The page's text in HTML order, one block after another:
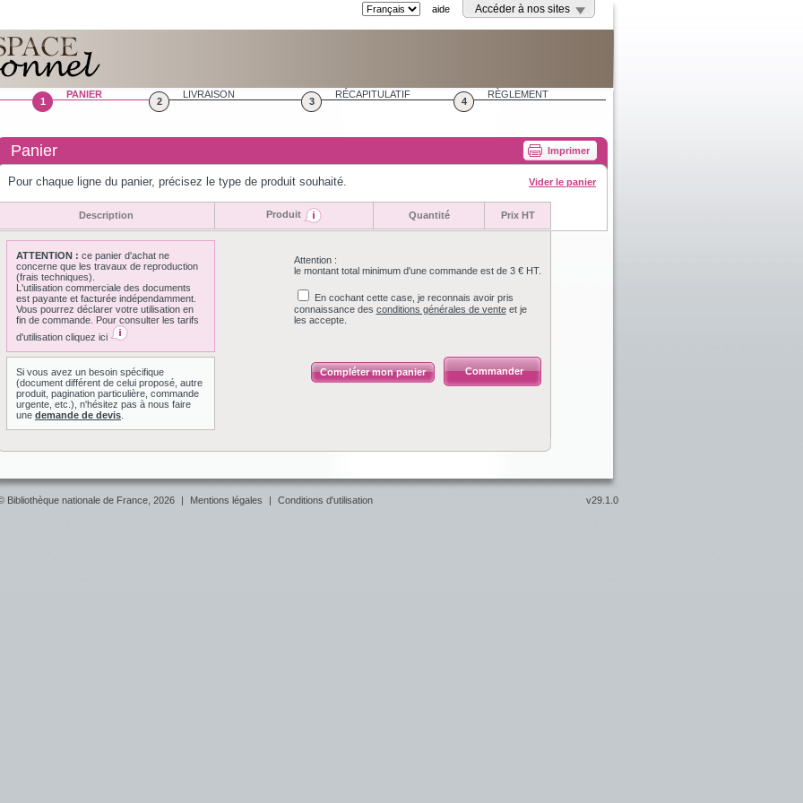
aide Accéder à nos sites
1
PANIER
2
LIVRAISON
3
RÉCAPITULATIF
4
RÈGLEMENT
Panier Imprimer
Pour chaque ligne du panier, précisez le type de produit souhaité. Vider le panier
Description Produit Quantité Prix HT
ATTENTION : ce panier d'achat ne
concerne que les travaux de reproduction
(frais techniques).
L'utilisation commerciale des documents
est payante et facturée indépendamment.
Vous pourrez déclarer votre utilisation en
fin de commande. Pour consulter les tarifs
d'utilisation cliquez ici
Si vous avez un besoin spécifique
(document différent de celui proposé, autre
produit, pagination particulière, commande
urgente, etc.), n'hésitez pas à nous faire
une demande de devis
Attention :
le montant total minimum d'une commande est de 3 € HT.
En cochant cette case, je reconnais avoir pris
connaissance des conditions générales de venteet je
les accepte.
Compléter mon panier Commander
Bibliothèque nationale de France, 2026 | Mentions légales | Conditions d'utilisation v29.1.0